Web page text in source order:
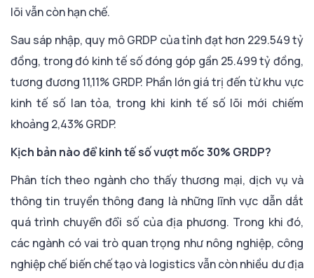
lõi vẫn còn hạn chế.
Sau sáp nhập, quy mô GRDP của tỉnh đạt hơn 229.549 tỷ
đồng, trong đó kinh tế số đóng góp gần 25.499 tỷ đồng,
tương đương 11,11% GRDP. Phần lớn giá trị đến từ khu vực
kinh tế số lan tỏa, trong khi kinh tế số lõi mới chiếm
khoảng 2,43% GRDP.
Kịch bản nào để kinh tế số vượt mốc 30% GRDP?
Phân tích theo ngành cho thấy thương mại, dịch vụ và
thông tin truyền thông đang là những lĩnh vực dẫn dắt
quá trình chuyển đổi số của địa phương. Trong khi đó,
các ngành có vai trò quan trọng như nông nghiệp, công
nghiệp chế biến chế tạo và logistics vẫn còn nhiều dư địa